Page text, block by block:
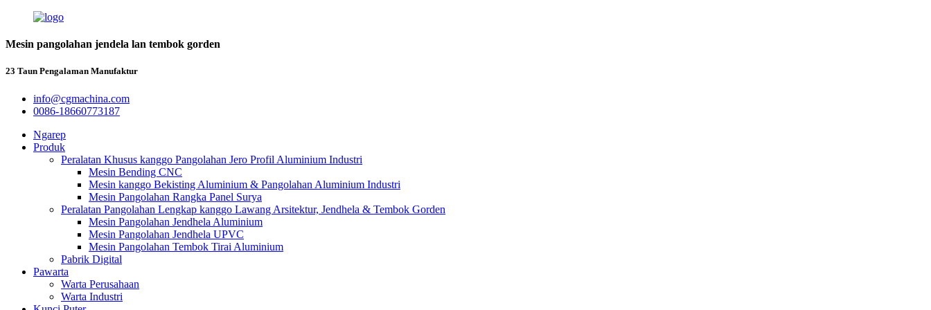
Mesin pangolahan jendela lan tembok gorden
23 Taun Pengalaman Manufaktur
info@cgmachina.com
0086-18660773187
Ngarep
Produk
Peralatan Khusus kanggo Pangolahan Jero Profil Aluminium Industri
Mesin Bending CNC
Mesin kanggo Bekisting Aluminium & Pangolahan Aluminium Industri
Mesin Pangolahan Rangka Panel Surya
Peralatan Pangolahan Lengkap kanggo Lawang Arsitektur, Jendhela & Tembok Gorden
Mesin Pangolahan Jendhela Aluminium
Mesin Pangolahan Jendhela UPVC
Mesin Pangolahan Tembok Tirai Aluminium
Pabrik Digital
Pawarta
Warta Perusahaan
Warta Industri